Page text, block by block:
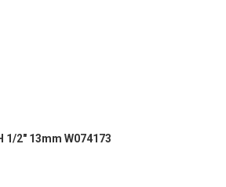
ĐẦU TUÝP 6 CẠNH 1/2 " 10mm